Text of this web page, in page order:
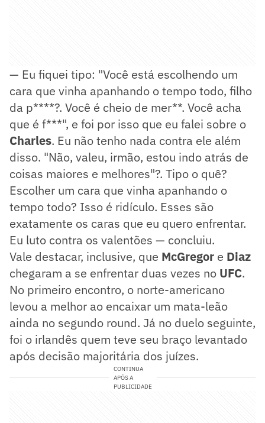
— Eu fiquei tipo: "Você está escolhendo um
cara que vinha apanhando o tempo todo, filho
da p****?. Você é cheio de mer**. Você acha
que é f***", e foi por isso que eu falei sobre o
Charles. Eu não tenho nada contra ele além
disso. "Não, valeu, irmão, estou indo atrás de
coisas maiores e melhores"?. Tipo o quê?
Escolher um cara que vinha apanhando o
tempo todo? Isso é ridículo. Esses são
exatamente os caras que eu quero enfrentar.
Eu luto contra os valentões — concluiu.
Vale destacar, inclusive, que McGregor e Diaz
chegaram a se enfrentar duas vezes no UFC.
No primeiro encontro, o norte-americano
levou a melhor ao encaixar um mata-leão
ainda no segundo round. Já no duelo seguinte,
foi o irlandês quem teve seu braço levantado
após decisão majoritária dos juízes.
CONTINUA
APÓS A
PUBLICIDADE